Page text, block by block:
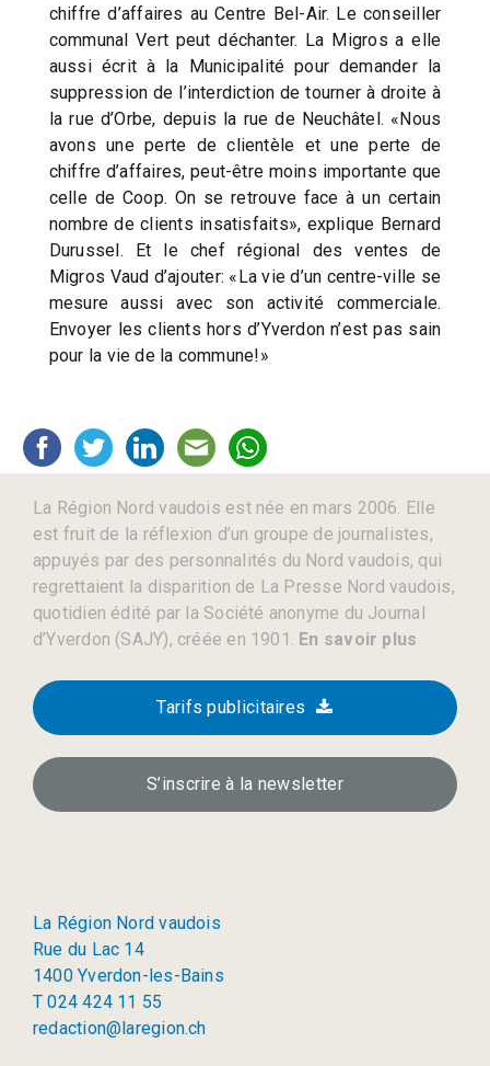
chiffre d’affaires au Centre Bel-Air. Le conseiller
communal Vert peut déchanter. La Migros a elle
aussi écrit à la Municipalité pour demander la
suppression de l’interdiction de tourner à droite à
la rue d’Orbe, depuis la rue de Neuchâtel. «Nous
avons une perte de clientèle et une perte de
chiffre d’affaires, peut-être moins importante que
celle de Coop. On se retrouve face à un certain
nombre de clients insatisfaits», explique Bernard
Durussel. Et le chef régional des ventes de
Migros Vaud d’ajouter: «La vie d’un centre-ville se
mesure aussi avec son activité commerciale.
Envoyer les clients hors d’Yverdon n’est pas sain
pour la vie de la commune!»
La Région Nord vaudois est née en mars 2006. Elle
est fruit de la réflexion d’un groupe de journalistes,
appuyés par des personnalités du Nord vaudois, qui
regrettaient la disparition de La Presse Nord vaudois,
quotidien édité par la Société anonyme du Journal
d’Yverdon (SAJY), créée en 1901. En savoir plus
Tarifs publicitaires
S’inscrire à la newsletter
La Région Nord vaudois
Rue du Lac 14
1400 Yverdon-les-Bains
T 024 424 11 55
redaction@laregion.ch